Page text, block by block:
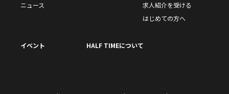
ニュース
求人紹介を受ける
はじめての方へ
イベント HALF TIMEについて